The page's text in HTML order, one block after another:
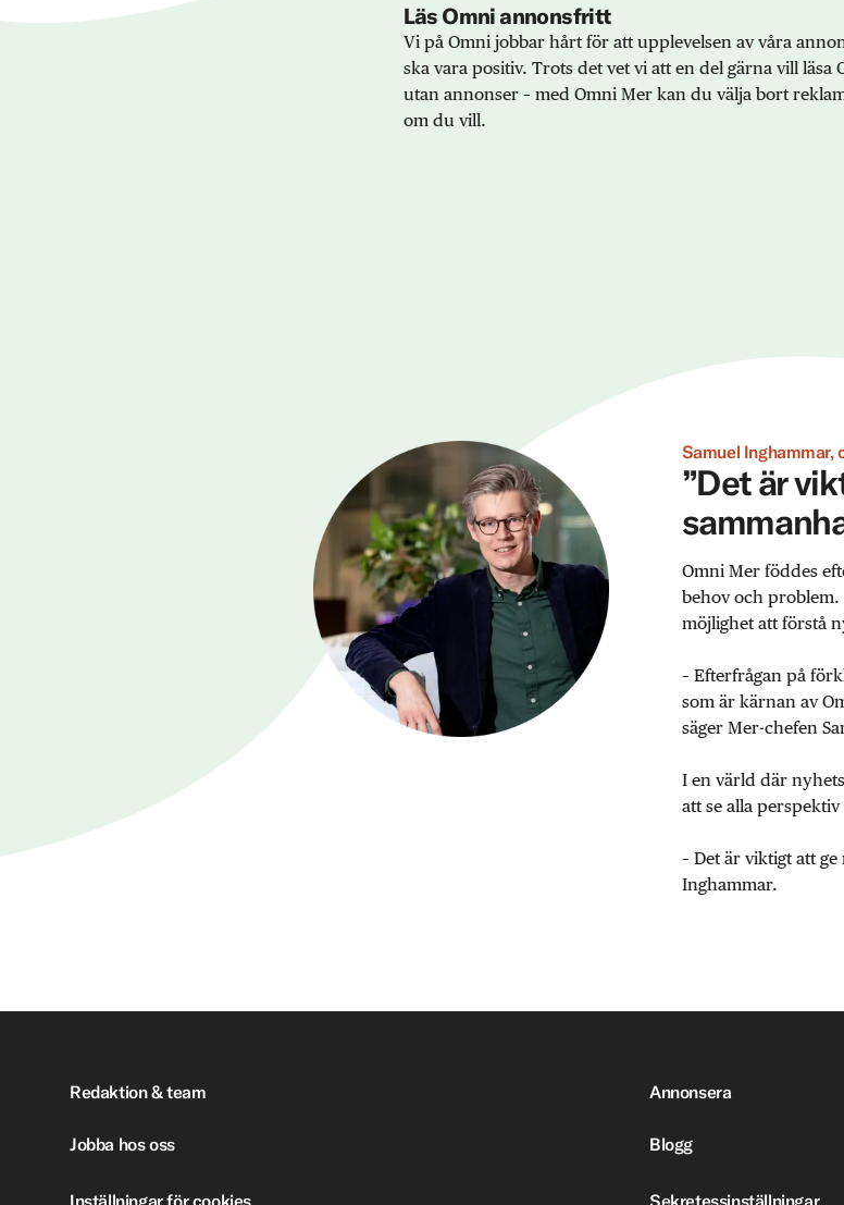
Läs Omni annonsfritt
Vi på Omni jobbar hårt för att upplevelsen av våra
ska vara positiv. Trots det vet vi att en del gärna vill läsa
utan annonser – med Omni Mer kan du välja bort
om du vill.
Samuel Inghammar,
”Det är
Omni Mer föddes
behov och
möjlighet att förstå
– Efterfrågan på
som är kärnan av
säger Mer-chefen
I en värld där
att se alla
– Det är viktigt att
Inghammar.
Redaktion & team Annonsera
Jobba hos oss Blogg
Inställningar för cookies Sekretessinställningar